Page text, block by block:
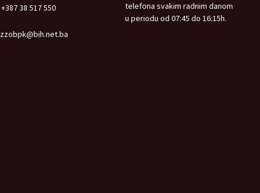
+387 38 517 550
zzobpk@bih.net.ba
telefona svakim radnim danom
u periodu od 07:45 do 16:15h.